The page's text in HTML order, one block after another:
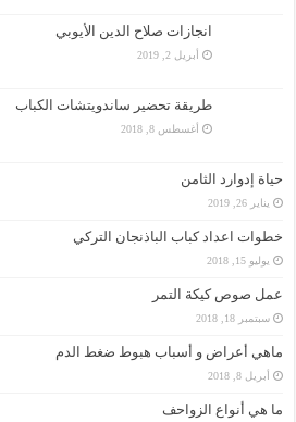
انجازات صلاح الدين الأيوبي
أبريل 2, 2019
طريقة تحضير ساندويتشات الكباب
أغسطس 8, 2018
حياة إدوارد الثامن
يناير 26, 2019
خطوات اعداد كباب الباذنجان التركي
يوليو 15, 2018
عمل صوص كيكة التمر
سبتمبر 18, 2018
ماهي أعراض و أسباب هبوط ضغط الدم
أبريل 8, 2018
ما هي أنواع الزواحف